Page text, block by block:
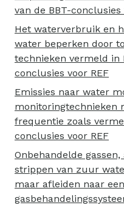
van de BBT-conclusies
Het waterverbruik en
water beperken door
technieken vermeld in
conclusies voor REF
Emissies naar water
monitoringtechnieken
frequentie zoals
conclusies voor REF
Onbehandelde
strippen van zuur
maar afleiden naar